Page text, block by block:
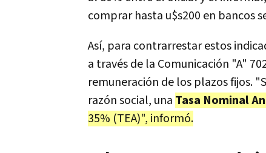
comprar hasta u$s200 en bancos
Así, para contrarrestar estos
a través de la Comunicación "A"
remuneración de los plazos fijos.
razón social, una Tasa Nominal
35% (TEA)", informó.